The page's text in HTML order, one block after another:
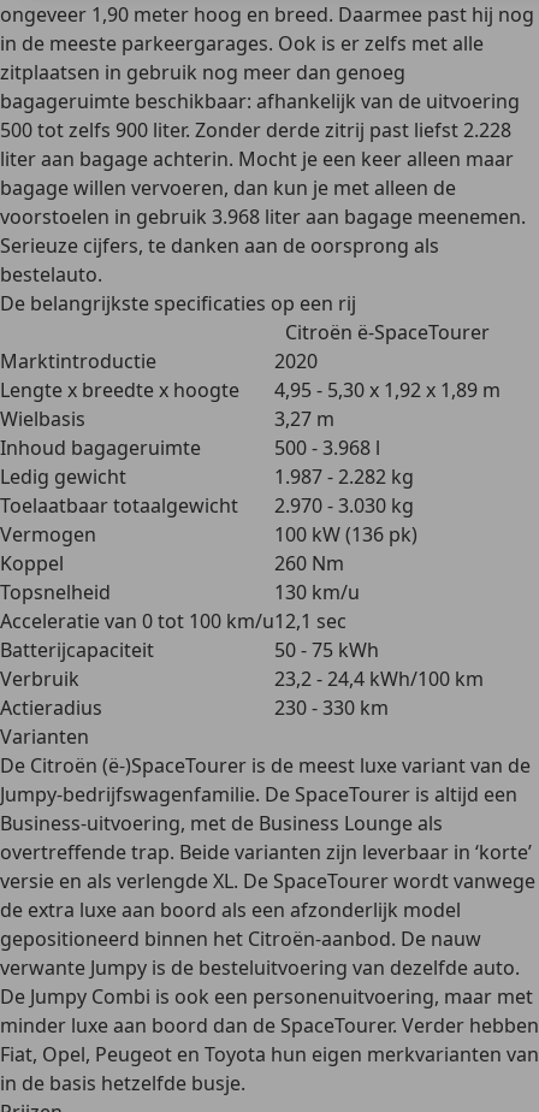
ongeveer 1,90 meter hoog en breed. Daarmee past hij nog
in de meeste parkeergarages. Ook is er zelfs met alle
zitplaatsen in gebruik nog meer dan genoeg
bagageruimte beschikbaar: afhankelijk van de uitvoering
500 tot zelfs 900 liter. Zonder derde zitrij past liefst 2.228
liter aan bagage achterin. Mocht je een keer alleen maar
bagage willen vervoeren, dan kun je met alleen de
voorstoelen in gebruik 3.968 liter aan bagage meenemen.
Serieuze cijfers, te danken aan de oorsprong als
bestelauto.
De belangrijkste specificaties op een rij
Citroën ë-SpaceTourer
Marktintroductie
2020
Lengte x breedte x hoogte
4,95 - 5,30 x 1,92 x 1,89 m
Wielbasis
3,27 m
Inhoud bagageruimte
500 - 3.968 l
Ledig gewicht
1.987 - 2.282 kg
Toelaatbaar totaalgewicht
2.970 - 3.030 kg
Vermogen
100 kW (136 pk)
Koppel
260 Nm
Topsnelheid
130 km/u
Acceleratie van 0 tot 100 km/u12,1 sec
Batterijcapaciteit
50 - 75 kWh
Verbruik
23,2 - 24,4 kWh/100 km
Actieradius
230 - 330 km
Varianten
De Citroën (ë-)SpaceTourer is de meest luxe variant van de
Jumpy-bedrijfswagenfamilie. De SpaceTourer is altijd een
Business-uitvoering, met de Business Lounge als
overtreffende trap. Beide varianten zijn leverbaar in ‘korte’
versie en als verlengde XL. De SpaceTourer wordt vanwege
de extra luxe aan boord als een afzonderlijk model
gepositioneerd binnen het Citroën-aanbod. De nauw
verwante Jumpy is de besteluitvoering van dezelfde auto.
De Jumpy Combi is ook een personenuitvoering, maar met
minder luxe aan boord dan de SpaceTourer. Verder hebben
Fiat, Opel, Peugeot en Toyota hun eigen merkvarianten van
in de basis hetzelfde busje.